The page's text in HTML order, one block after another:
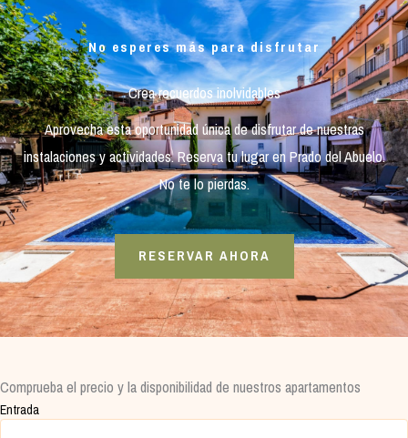
No esperes más para disfrutar
Crea recuerdos inolvidables
Aprovecha esta oportunidad única de disfrutar de nuestras
instalaciones y actividades. Reserva tu lugar en Prado del Abuelo.
No te lo pierdas.
RESERVAR AHORA
Comprueba el precio y la disponibilidad de nuestros apartamentos
Entrada